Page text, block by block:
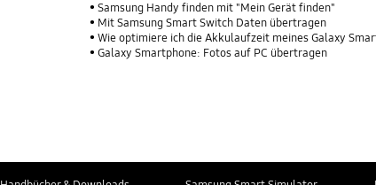
Samsung Handy finden mit "Mein Gerät finden"
Mit Samsung Smart Switch Daten übertragen
Wie optimiere ich die Akkulaufzeit meines Galaxy
Galaxy Smartphone: Fotos auf PC übertragen